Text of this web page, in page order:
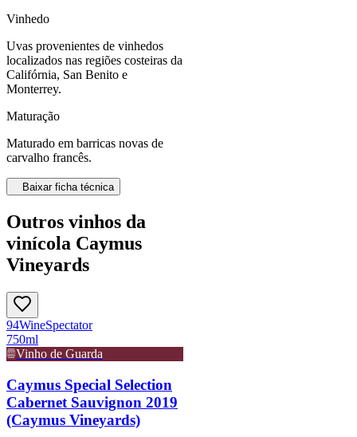
Vinhedo
Uvas provenientes de vinhedos
localizados nas regiões costeiras da
Califórnia, San Benito e
Monterrey.
Maturação
Maturado em barricas novas de
carvalho francês.
Baixar ficha técnica
Outros vinhos da
vinícola Caymus
Vineyards
94WineSpectator
750ml
Vinho de Guarda
Caymus Special Selection
Cabernet Sauvignon 2019
(Caymus Vineyards)